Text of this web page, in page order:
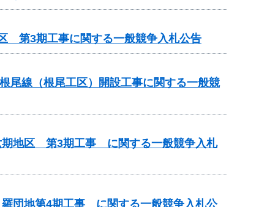
第3期工事に関する一般競争入札公告
尾線（根尾工区）開設工事に関する一般競
期地区 第3期工事 に関する一般競争入札
団地第4期工事 に関する一般競争入札公